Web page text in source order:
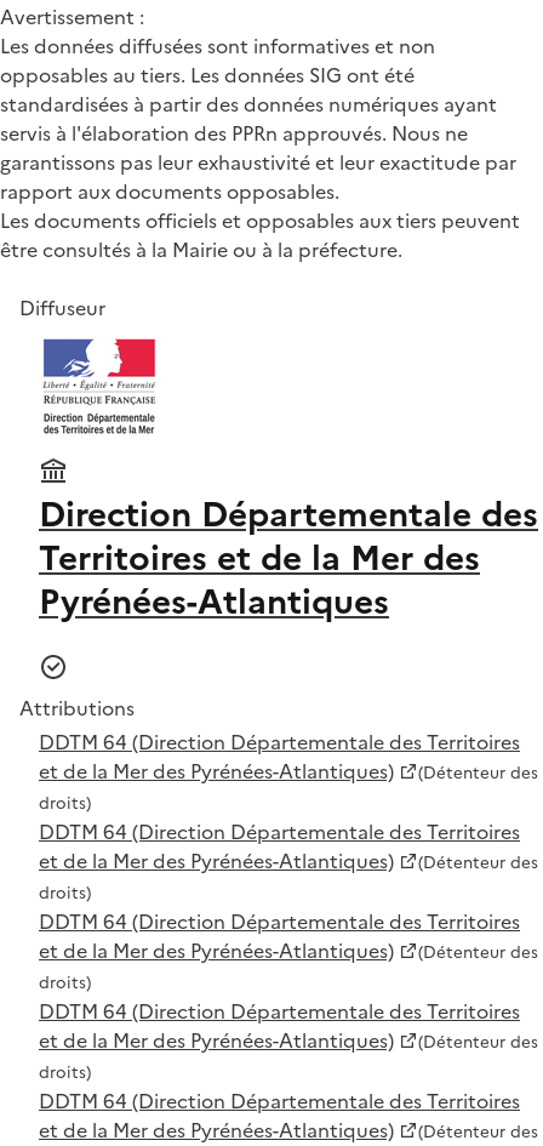
Avertissement :
Les données diffusées sont informatives et non
opposables au tiers. Les données SIG ont été
standardisées à partir des données numériques ayant
servis à l'élaboration des PPRn approuvés. Nous ne
garantissons pas leur exhaustivité et leur exactitude par
rapport aux documents opposables.
Les documents officiels et opposables aux tiers peuvent
être consultés à la Mairie ou à la préfecture.
Diffuseur
Direction Départementale des
Territoires et de la Mer des
Pyrénées-Atlantiques
Attributions
DDTM 64 (Direction Départementale des Territoires
et de la Mer des Pyrénées-Atlantiques)
(Détenteur des
droits)
DDTM 64 (Direction Départementale des Territoires
et de la Mer des Pyrénées-Atlantiques)
(Détenteur des
droits)
DDTM 64 (Direction Départementale des Territoires
et de la Mer des Pyrénées-Atlantiques)
(Détenteur des
droits)
DDTM 64 (Direction Départementale des Territoires
et de la Mer des Pyrénées-Atlantiques)
(Détenteur des
droits)
DDTM 64 (Direction Départementale des Territoires
et de la Mer des Pyrénées-Atlantiques)
(Détenteur des